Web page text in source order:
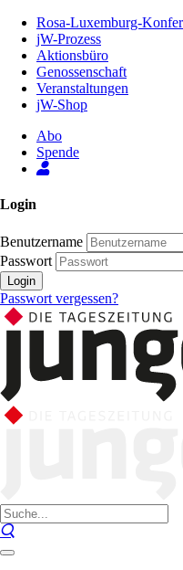
Inhalt
Seite
Rosa-Luxemburg-
jW-Prozess
Aktionsbüro
Genossenschaft
Veranstaltungen
jW-Shop
Abo
Spende
Login
Benutzername
Passwort
Login
Passwort vergessen?